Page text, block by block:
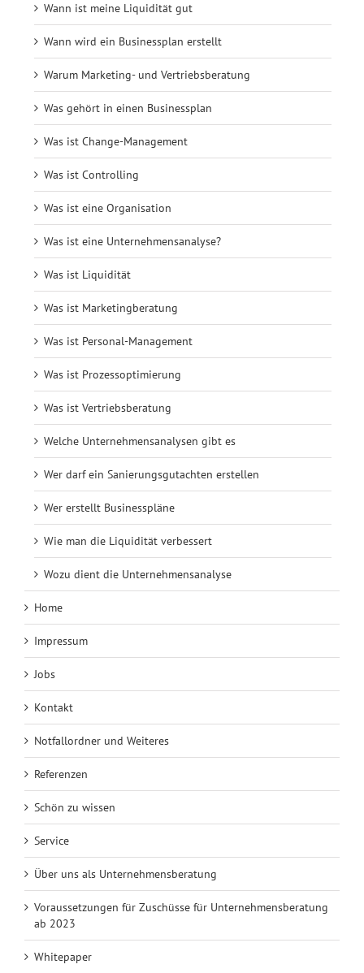
Wann ist meine Liquidität gut
Wann wird ein Businessplan erstellt
Warum Marketing- und Vertriebsberatung
Was gehört in einen Businessplan
Was ist Change-Management
Was ist Controlling
Was ist eine Organisation
Was ist eine Unternehmensanalyse?
Was ist Liquidität
Was ist Marketingberatung
Was ist Personal-Management
Was ist Prozessoptimierung
Was ist Vertriebsberatung
Welche Unternehmensanalysen gibt es
Wer darf ein Sanierungsgutachten erstellen
Wer erstellt Businesspläne
Wie man die Liquidität verbessert
Wozu dient die Unternehmensanalyse
Home
Impressum
Jobs
Kontakt
Notfallordner und Weiteres
Referenzen
Schön zu wissen
Service
Über uns als Unternehmensberatung
Voraussetzungen für Zuschüsse für Unternehmensberatung
ab 2023
Whitepaper